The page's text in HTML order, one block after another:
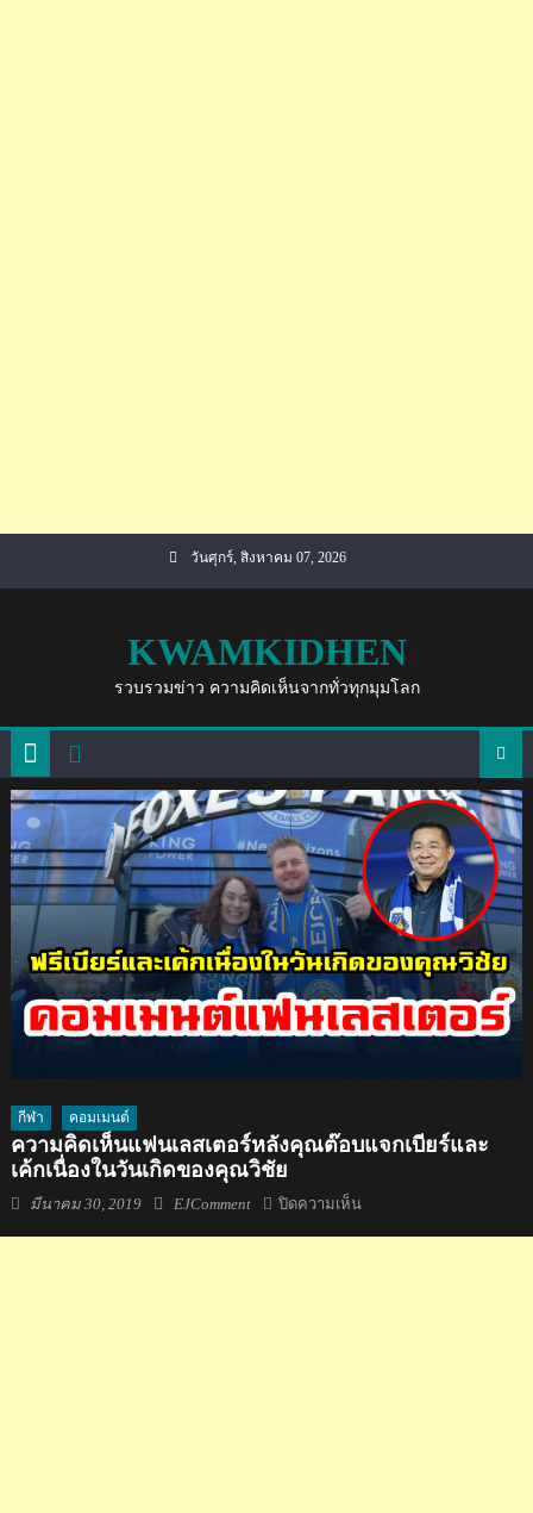
วันศุกร์, สิงหาคม 07, 2026
KWAMKIDHEN
รวบรวมข่าว ความคิดเห็นจากทั่วทุกมุมโลก
กีฬา คอมเมนต์
ความคิดเห็นแฟนเลสเตอร์หลังคุณต๊อบแจกเบียร์และ
เค้กเนื่องในวันเกิดของคุณวิชัย
Posted
มีนาคม 30, 2019 Author
EJComment ปิดความเห็นบน